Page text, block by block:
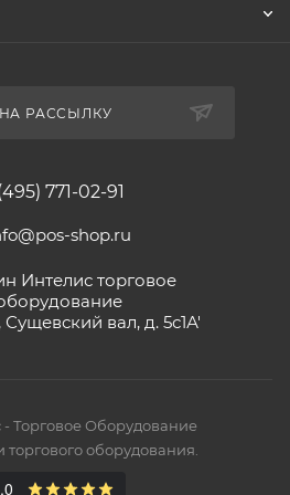
РАССЫЛКУ
771-02-91
shop.ru
Интелис торговое
Сущевский вал, д. 5с1А'
Торговое Оборудование
оборудования.